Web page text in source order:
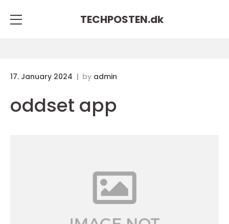
TECHPOSTEN.dk
17. January 2024 by admin
oddset app